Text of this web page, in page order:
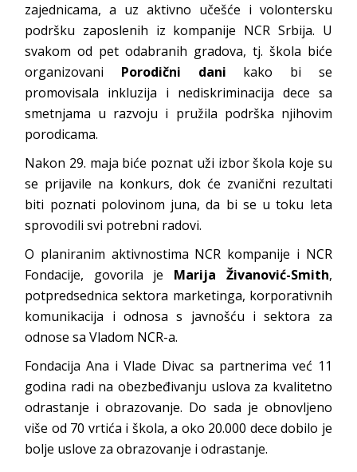
zajednicama, a uz aktivno učešće i volontersku
podršku zaposlenih iz kompanije NCR Srbija. U
svakom od pet odabranih gradova, tj. škola biće
organizovani Porodični dani kako bi se
promovisala inkluzija i nediskriminacija dece sa
smetnjama u razvoju i pružila podrška njihovim
porodicama.
Nakon 29. maja biće poznat uži izbor škola koje su
se prijavile na konkurs, dok će zvanični rezultati
biti poznati polovinom juna, da bi se u toku leta
sprovodili svi potrebni radovi.
O planiranim aktivnostima NCR kompanije i NCR
Fondacije, govorila je Marija Živanović-Smith,
potpredsednica sektora marketinga, korporativnih
komunikacija i odnosa s javnošću i sektora za
odnose sa Vladom NCR-a.
Fondacija Ana i Vlade Divac sa partnerima već 11
godina radi na obezbeđivanju uslova za kvalitetno
odrastanje i obrazovanje. Do sada je obnovljeno
više od 70 vrtića i škola, a oko 20.000 dece dobilo je
bolje uslove za obrazovanje i odrastanje.